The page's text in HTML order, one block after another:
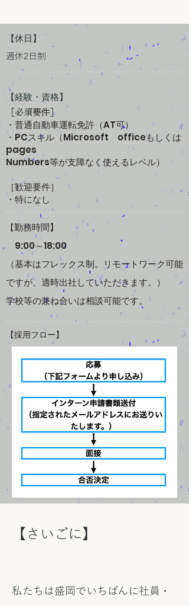
【休日】
週休2日制
【経験・資格】
［必須要件］
・普通自動車運転免許（AT可）
・PCスキル（Microsoft officeもしくは
pages
Numbers等が支障なく使えるレベル）
［歓迎要件］
・特になし
​【勤務時間】
9:00～18:00
（基本はフレックス制。リモートワーク可能
ですが、適時出社していただきます。）
​学校等の兼ね合いは相談可能です。
【​採用フロー】
​【さいごに】
私たちは盛岡でいちばんに社員・